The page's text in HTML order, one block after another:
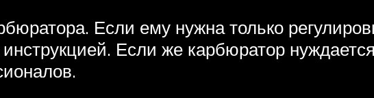
Если ему нужна только
Если же карбюратор